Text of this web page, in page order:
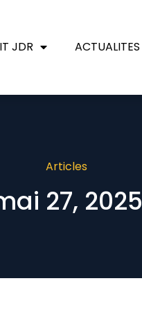
JDR ACTUALITES
Articles
27, 2025